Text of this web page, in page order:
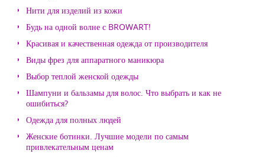
Нити для изделий из кожи
Будь на одной волне с BROWART!
Красивая и качественная одежда от производителя
Виды фрез для аппаратного маникюра
Выбор теплой женской одежды
Шампуни и бальзамы для волос. Что выбрать и как не
ошибиться?
Одежда для полных людей
Женские ботинки. Лучшие модели по самым
привлекательным ценам